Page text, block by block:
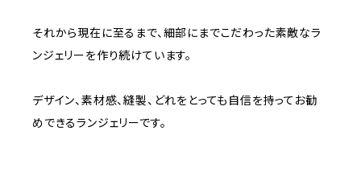
それから現在に至るまで、細部にまでこだわった素敵なラ
ンジェリーを作り続けています。
デザイン、素材感、縫製、どれをとっても自信を持ってお勧
めできるランジェリーです。